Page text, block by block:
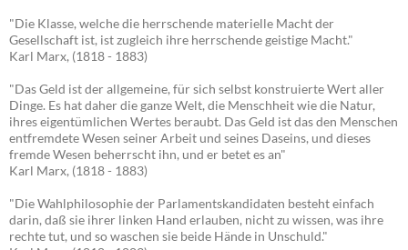
"Die Klasse, welche die herrschende materielle Macht der
Gesellschaft ist, ist zugleich ihre herrschende geistige Macht."
Karl Marx, (1818 - 1883)
"Das Geld ist der allgemeine, für sich selbst konstruierte Wert aller
Dinge. Es hat daher die ganze Welt, die Menschheit wie die Natur,
ihres eigentümlichen Wertes beraubt. Das Geld ist das den Menschen
entfremdete Wesen seiner Arbeit und seines Daseins, und dieses
fremde Wesen beherrscht ihn, und er betet es an"
Karl Marx, (1818 - 1883)
"Die Wahlphilosophie der Parlamentskandidaten besteht einfach
darin, daß sie ihrer linken Hand erlauben, nicht zu wissen, was ihre
rechte tut, und so waschen sie beide Hände in Unschuld."